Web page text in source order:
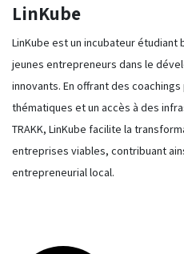
LinKube
​LinKube est un incubateur étudiant
jeunes entrepreneurs dans le
innovants. En offrant des
thématiques et un accès à des
TRAKK, LinKube facilite la
entreprises viables, contribuant
entrepreneurial local.